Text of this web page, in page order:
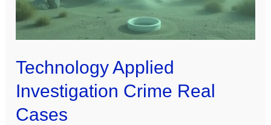
Technology Applied
Investigation Crime Real
Cases